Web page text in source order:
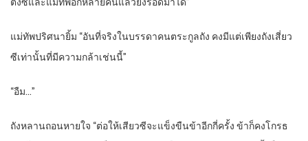
แม่ทัพปริศนายิ้ม “อันที่จริงในบรรดาคนตระกูลถัง คงมีแต่เพียงถังเสี่ยว
ซีเท่านั้นที่มีความกล้าเช่นนี้”
“อืม…”
ถังหลานถอนหายใจ “ต่อให้เสียวซีจะแข็งขืนข้าอีกกี่ครั้ง ข้าก็คงโกรธ